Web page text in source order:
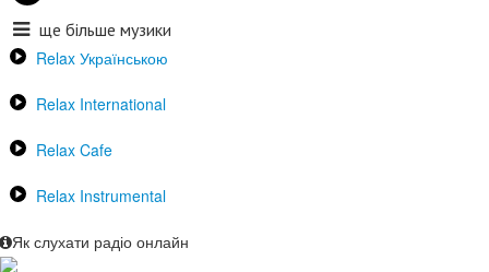
ще більше музики
Relax Українською
Relax International
Relax Cafe
Relax Instrumental
Як слухати радіо онлайн